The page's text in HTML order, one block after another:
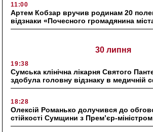
11:00
Артем Кобзар вручив родинам 20
відзнаки «Почесного громадянина
30 липня
19:38
Сумська клінічна лікарня Святого
здобула головну відзнаку в медичній
18:28
Олексій Романько долучився до
стійкості Сумщини з Прем’єр-міністром